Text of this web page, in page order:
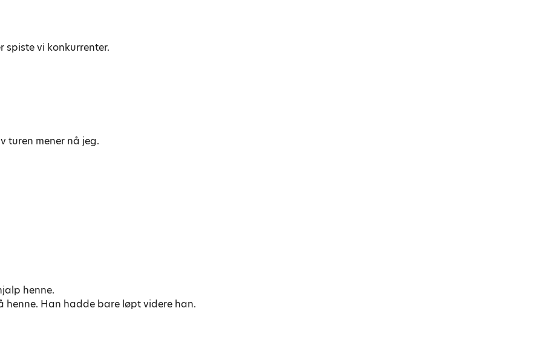
spiste vi konkurrenter.
turen mener nå jeg.
henne.
henne. Han hadde bare løpt videre han.